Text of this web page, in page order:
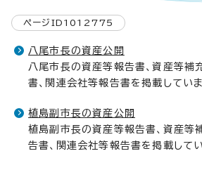
ページID1012775
八尾市長の資産公開
八尾市長の資産等報告書、資産等補
書、関連会社等報告書を掲載していま
植島副市長の資産公開
植島副市長の資産等報告書、資産等
告書、関連会社等報告書を掲載してい